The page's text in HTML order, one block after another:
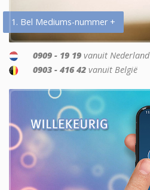
1. Bel Mediums-nummer +
0909 - 19 19 vanuit Nederland
0903 - 416 42 vanuit België